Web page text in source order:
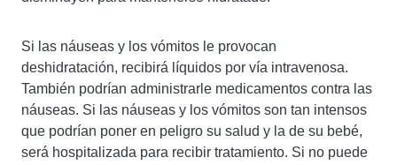
Si las náuseas y los vómitos le provocan
deshidratación, recibirá líquidos por vía intravenosa.
También podrían administrarle medicamentos contra las
náuseas. Si las náuseas y los vómitos son tan intensos
que podrían poner en peligro su salud y la de su bebé,
será hospitalizada para recibir tratamiento. Si no puede